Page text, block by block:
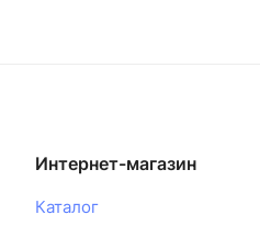
Интернет-магазин
Каталог